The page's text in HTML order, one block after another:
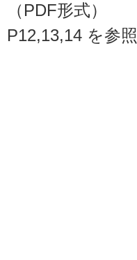
（PDF形式）
P12,13,14 を参照